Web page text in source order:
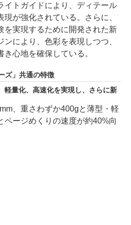
イトガイドにより、ディテール
が強化されている。さらに、
を実現するために開発された新
ンにより、色彩を表現しつつ、
心地を確保している。
ズ」共通の特徴
軽量化、高速化を実現し、さらに新
、重さわずか400gと薄型・軽
ページめくりの速度が約40%向